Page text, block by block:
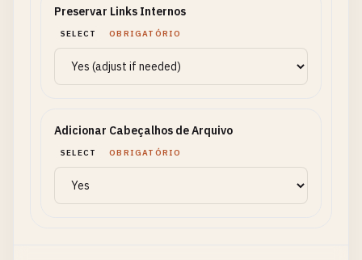
Preservar Links Internos
SELECT OBRIGATÓRIO
Adicionar Cabeçalhos de Arquivo
SELECT OBRIGATÓRIO